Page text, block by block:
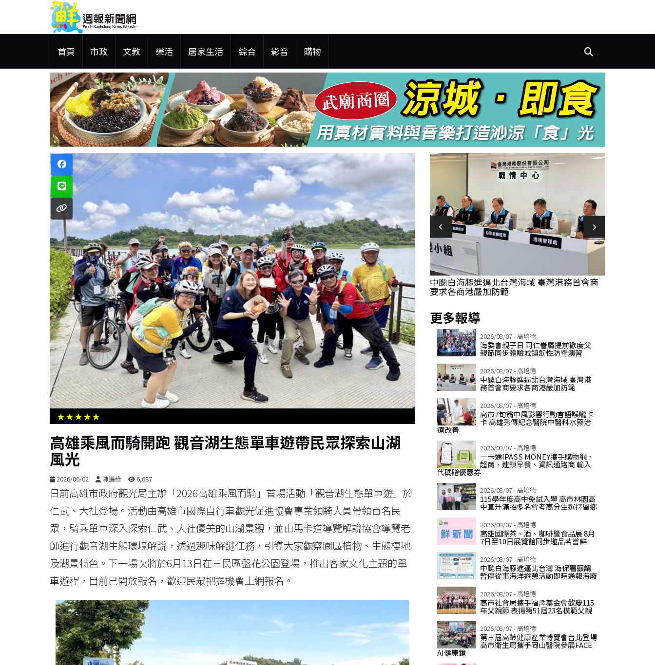
首頁 市政 文教 樂活 居家生活 綜合 影音 購物
★★★★★
高雄乘風而騎開跑 觀音湖生態單車遊帶民眾探索山湖
風光
2026/06/02 陳遍綠 6,687
日前高雄市政府觀光局主辦「2026高雄乘風而騎」首場活動「觀音湖生態單車遊」於
仁武、大社登場。活動由高雄市國際自行車觀光促進協會專業領騎人員帶領百名民
眾，騎乘單車深入探索仁武、大社優美的山湖景觀，並由馬卡道導覽解說協會導覽老
師進行觀音湖生態環境解說，透過趣味解謎任務，引導大家觀察園區植物、生態棲地
及湖景特色。下一場次將於6月13日在三民區盤花公園登場，推出客家文化主題的單
車遊程，目前已開放報名，歡迎民眾把握機會上網報名。
品售價維持平盤
左營圖書館舉辦小記者夏令營 台語採訪體驗
消防日常趣
海委會親子日 同仁眷屬提前歡度父親節同步
體驗城鎮韌性防空演習
中颱白海豚進逼北台灣海域 臺灣港務首會商
要求各商港嚴加防範
更多報導
2026/08/07 - 高培德
海委會親子日 同仁眷屬提前歡度父
親節同步體驗城鎮韌性防空演習
2026/08/07 - 高培德
中颱白海豚進逼北台灣海域 臺灣港
務首會商要求各商港嚴加防範
2026/08/07 - 高培德
高市7旬翁中風影響行動言語喉嚨卡
卡 高雄秀傳紀念醫院中醫科水藥治
療改善
2026/08/07 - 高培德
一卡通IPASS MONEY攜手購物網、
超商、連鎖早餐、資訊通路商 輸入
代碼贈優惠券
2026/08/07 - 高培德
115學年度高中免試入學 高市林園高
中直升滿招多名會考高分生選擇留鄉
2026/08/07 - 高培德
高雄國際茶、酒、咖啡暨食品展 8月
7日至10日展覽館同步邀品茗嘗鮮
2026/08/07 - 高培德
中颱白海豚進逼北台灣 海保署籲請
暫停從事海洋遊憩活動即時通報海廢
2026/08/07 - 高培德
高市社會局攜手福澤基金會歡慶115
年父親節 表揚第51屆23名模範父親
2026/08/07 - 高培德
第三屆高齡健康產業博覽會台北登場
高市衛生局攜手岡山醫院參展FACE
AI健康鏡